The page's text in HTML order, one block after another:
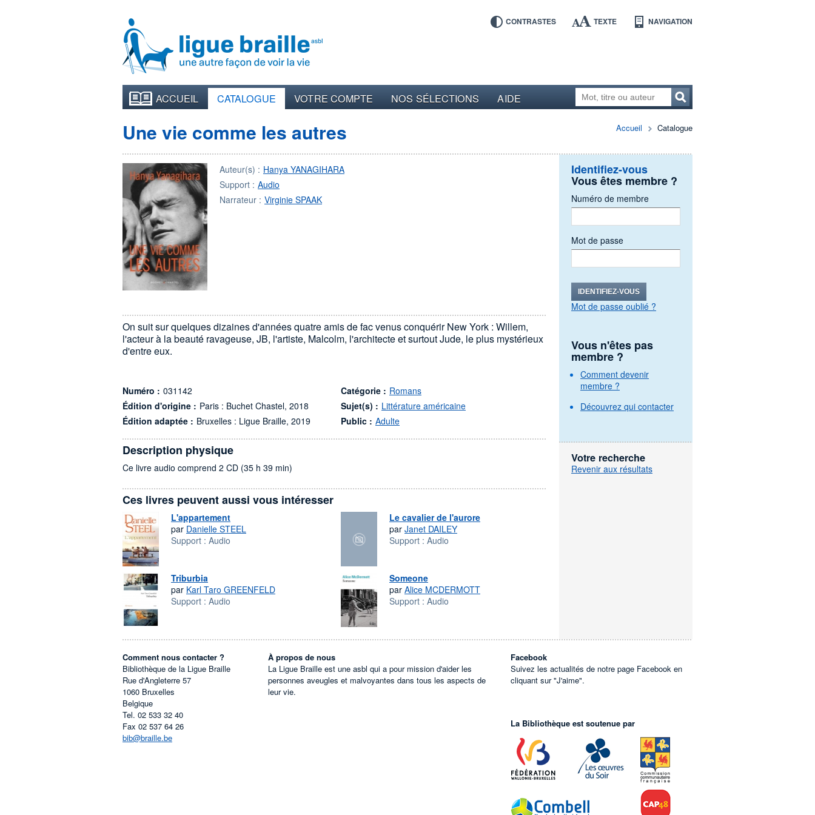
CONTRASTES TEXTE NAVIGATION
ACCUEIL CATALOGUE VOTRE COMPTE NOS SÉLECTIONS AIDE
Accueil Catalogue
Une vie comme les autres
Auteur(s) : Hanya YANAGIHARA
Support : Audio
Narrateur : Virginie SPAAK
On suit sur quelques dizaines d'années quatre amis de fac venus conquérir New York : Willem,
l'acteur à la beauté ravageuse, JB, l'artiste, Malcolm, l'architecte et surtout Jude, le plus mystérieux
d'entre eux.
Numéro : 031142
Édition d'origine : Paris : Buchet Chastel, 2018
Édition adaptée : Bruxelles : Ligue Braille, 2019
Catégorie : Romans
Sujet(s) : Littérature américaine
Public : Adulte
Description physique
Ce livre audio comprend 2 CD (35 h 39 min)
Ces livres peuvent aussi vous intéresser
L'appartement
par Danielle STEEL
Support : Audio
Le cavalier de l'aurore
par Janet DAILEY
Support : Audio
Triburbia
par Karl Taro GREENFELD
Support : Audio
Someone
par Alice MCDERMOTT
Support : Audio
Identifiez-vous
Vous êtes membre ?
Numéro de membre
Mot de passe
IDENTIFIEZ-VOUS
Mot de passe oublié ?
Vous n'êtes pas
membre ?
Comment devenir
membre ?
Découvrez qui contacter
Votre recherche
Revenir aux résultats
Comment nous contacter ?
Bibliothèque de la Ligue Braille
Rue d'Angleterre 57
1060 Bruxelles
Belgique
Tel. 02 533 32 40
Fax 02 537 64 26
bib@braille.be
À propos de nous
La Ligue Braille est une asbl qui a pour mission d'aider les
personnes aveugles et malvoyantes dans tous les aspects de
leur vie.
Facebook
Suivez les actualités de notre page Facebook en
cliquant sur "J'aime".
La Bibliothèque est soutenue par